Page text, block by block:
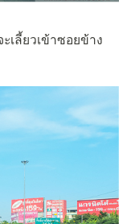
เลี้ยวเข้าซอยข้าง